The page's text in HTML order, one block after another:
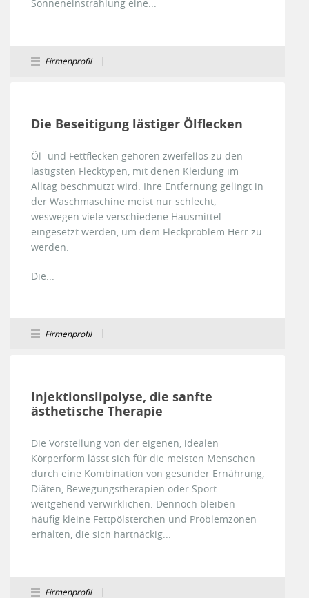
Sonneneinstrahlung eine...
Firmenprofil
Die Beseitigung lästiger Ölflecken
Öl- und Fettflecken gehören zweifellos zu den
lästigsten Flecktypen, mit denen Kleidung im
Alltag beschmutzt wird. Ihre Entfernung gelingt in
der Waschmaschine meist nur schlecht,
weswegen viele verschiedene Hausmittel
eingesetzt werden, um dem Fleckproblem Herr zu
werden.
Die...
Firmenprofil
Injektionslipolyse, die sanfte
ästhetische Therapie
Die Vorstellung von der eigenen, idealen
Körperform lässt sich für die meisten Menschen
durch eine Kombination von gesunder Ernährung,
Diäten, Bewegungstherapien oder Sport
weitgehend verwirklichen. Dennoch bleiben
häufig kleine Fettpölsterchen und Problemzonen
erhalten, die sich hartnäckig...
Firmenprofil